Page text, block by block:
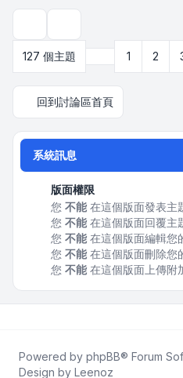
127 個主題
上一頁1 2
回到討論區首頁
系統訊息
版面權限
您 不能在這個版面發表主
您 不能在這個版面回覆主
您 不能在這個版面編輯您
您 不能在這個版面刪除您
您 不能在這個版面上傳附
Powered by phpBB® Forum
Design by Leenoz